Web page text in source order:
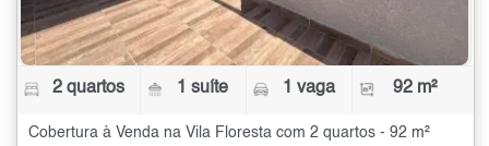
2 quartos 1 suíte 1 vaga 92 m²
Cobertura à Venda na Vila Floresta com 2 quartos - 92 m²